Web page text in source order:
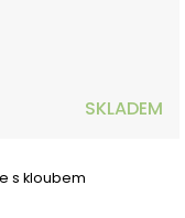
SKLADEM
s kloubem